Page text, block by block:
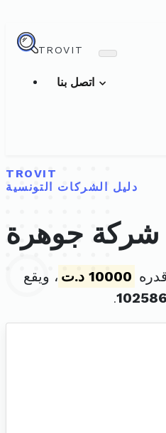
TROVIT
TROVIT
دليل الشركات التونسية
شركة جوهرة
10000 د.ت
، ويقع
.